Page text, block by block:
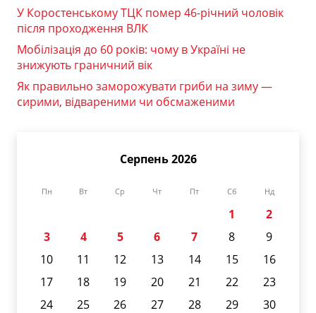
У Коростенському ТЦК помер 46-річний чоловік
після проходження ВЛК
Мобілізація до 60 років: чому в Україні не
знижують граничний вік
Як правильно заморожувати гриби на зиму —
сирими, відвареними чи обсмаженими
Серпень 2026
Пн Вт Ср Чт Пт Сб Нд
1
2
3
4 5 6 7 8
9
10
11 12 13 14 15
16
17
18 19 20 21 22
23
24
25 26 27 28 29
30